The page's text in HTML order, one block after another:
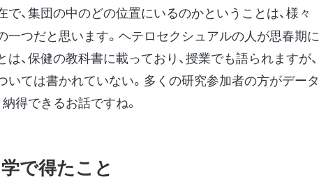
、集団の中のどの位置にいるのかということは、様々
一つだと思います。ヘテロセクシュアルの人が思春期に
、保健の教科書に載っており、授業でも語られますが、
ては書かれていない。多くの研究参加者の方がデータ
得できるお話ですね。
で得たこと